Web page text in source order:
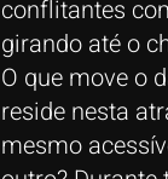
conflitantes
girando até o
O que move o
reside nesta
mesmo